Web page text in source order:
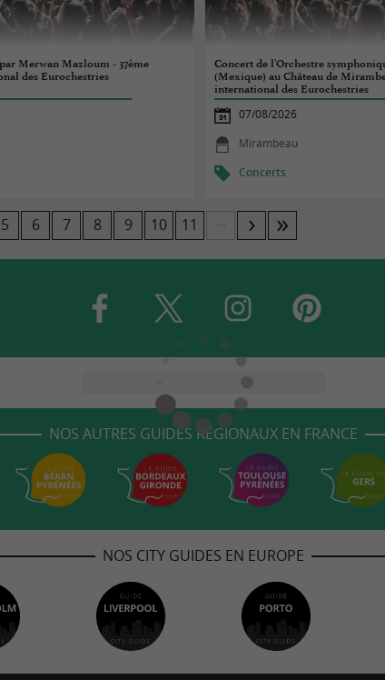
Merwan Mazloum - 37ème
des Eurochestries
Concert de l'Orchestre
(Mexique) au Château de
international des Eurochestries
07/08/2026
Mirambeau
Concerts
5 6 7 8 9 10 11
NOS AUTRES GUIDES RÉGIONAUX EN FRANCE
NOS CITY GUIDES EN EUROPE